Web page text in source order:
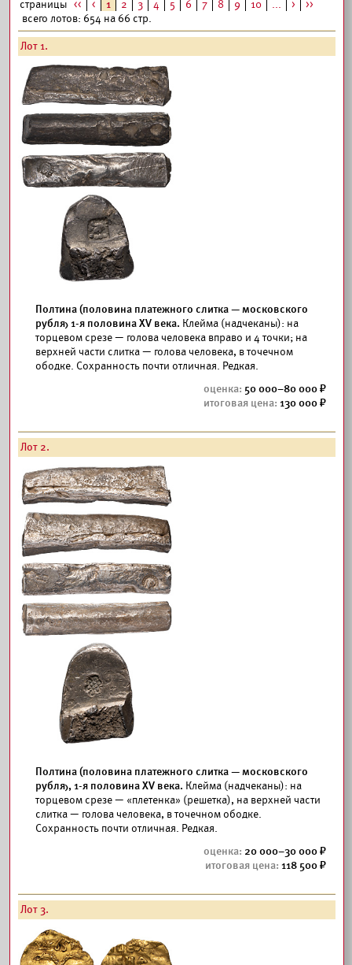
страницы << < 1 2 3 4 5 6 7 8 9 10 ... >
>>
всего лотов: 654 на 66 стр.
Лот 1.
Полтина (половина платежного слитка — московского
рубля) 1-я половина XV века. Клейма (надчеканы): на
торцевом срезе — голова человека вправо и 4 точки; на
верхней части слитка — голова человека, в точечном
ободке. Сохранность почти отличная. Редкая.
50 000–80 000
130 000
Лот 2.
Полтина (половина платежного слитка — московского
рубля), 1-я половина XV века. Клейма (надчеканы): на
торцевом срезе — «плетенка» (решетка), на верхней части
слитка — голова человека, в точечном ободке.
Сохранность почти отличная. Редкая.
20 000–30 000
118 500
Лот 3.